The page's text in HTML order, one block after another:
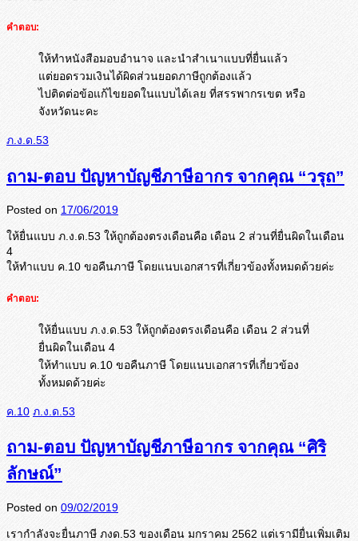
คำตอบ:
ให้ทำหนังสือมอบอำนาจ และนำสำเนาแบบที่ยื่นแล้ว
แต่ยอดรวมเงินได้ผิดส่วนยอดภาษีถูกต้องแล้ว
ไปติดต่อข้อแก้ไขยอดในแบบได้เลย ที่สรรพากรเขต หรือ
จังหวัดนะคะ
ภ.ง.ด.53
ถาม-ตอบ ปัญหาบัญชีภาษีอากร จากคุณ “วรุถ”
Posted on 17/06/2019
ให้ยื่นแบบ ภ.ง.ด.53 ให้ถูกต้องตรงเดือนคือ เดือน 2 ส่วนที่ยื่นผิดในเดือน
4
ให้ทำแบบ ค.10 ขอคืนภาษี โดยแนบเอกสารที่เกี่ยวข้องทั้งหมดด้วยค่ะ
คำตอบ:
ให้ยื่นแบบ ภ.ง.ด.53 ให้ถูกต้องตรงเดือนคือ เดือน 2 ส่วนที่
ยื่นผิดในเดือน 4
ให้ทำแบบ ค.10 ขอคืนภาษี โดยแนบเอกสารที่เกี่ยวข้อง
ทั้งหมดด้วยค่ะ
ค.10 ภ.ง.ด.53
ถาม-ตอบ ปัญหาบัญชีภาษีอากร จากคุณ “ศิริ
ลักษณ์”
Posted on 09/02/2019
เรากำลังจะยื่นภาษี ภงด.53 ของเดือน มกราคม 2562 แต่เรามียื่นเพิ่มเติม